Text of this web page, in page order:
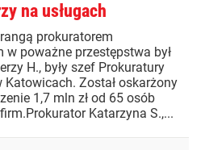
na usługach
prokuratorem
w poważne przestępstwa był
H., były szef Prokuratury
Katowicach. Został oskarżony
1,7 mln zł od 65 osób
Katarzyna S.,...